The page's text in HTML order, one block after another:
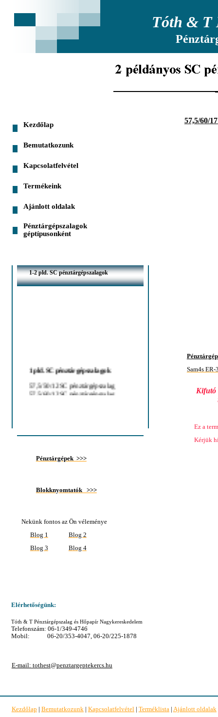
Kezdőlap | Bemutatkozunk | Kapcsolatfelvétel | Terméklista | Ajánlott oldalak
Kezdőlap
Bemutatkozunk
Kapcsolatfelvétel
Termékeink
Ajánlott oldalak
Pénztárgépszalagok
géptípusonként
Elérhetőségünk:
Tóth & T Pénztárgépszalag és Hőpapír Nagykereskedelem
Telefonszám: 06-1/349-4746
Mobil: 06-20/353-4047, 06-20/225-1878
Tóth & T
57,5/60/
E-mail: tothest@penztargeptekercs.hu
Sam4s
1 pld. SC pénztárgépszalagok
57,5/50/12 SC pénztárgépszalag
57,5/60/12 SC pénztárgépszalag
44/60/12 SC pénztárgépszalag
57,5/50/12 SC pénztárgépszalag
75/70/12 SC pénztárgépszalag
1-2 pld. SC pénztárgépszalagok
Pénztárgépek >>>
Blokknyomtatók >>>
Nekünk fontos az Ön véleménye
Blog 1
Blog 2
Blog 3
Blog 4
Ez a
Kérjük